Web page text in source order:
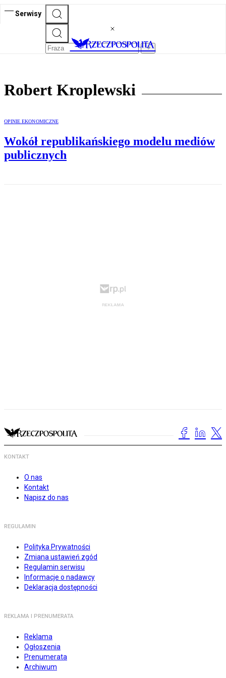
Serwisy
Robert Kroplewski
OPINIE EKONOMICZNE
Wokół republikańskiego modelu mediów
publicznych
KONTAKT
O nas
Kontakt
Napisz do nas
REGULAMIN
Polityka Prywatności
Zmiana ustawień zgód
Regulamin serwisu
Informacje o nadawcy
Deklaracja dostępności
REKLAMA I PRENUMERATA
Reklama
Ogłoszenia
Prenumerata
Archiwum